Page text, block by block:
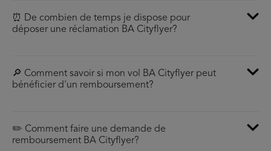
⏰ De combien de temps je dispose pour
déposer une réclamation BA Cityflyer?
🔎 Comment savoir si mon vol BA Cityflyer peut
bénéficier d'un remboursement?
✏️ Comment faire une demande de
remboursement BA Cityflyer?